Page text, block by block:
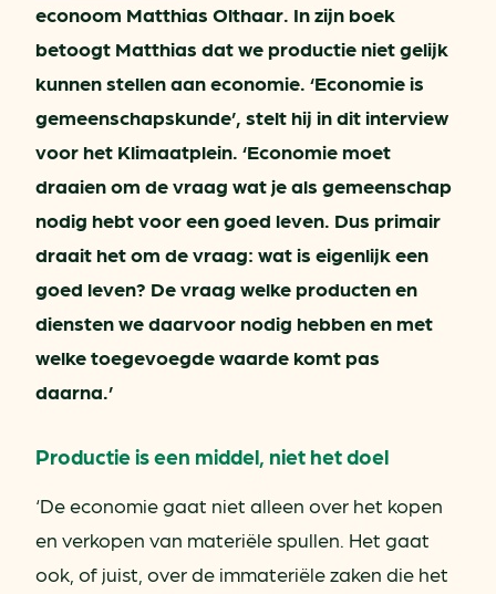
econoom Matthias Olthaar. In zijn boek
betoogt Matthias dat we productie niet gelijk
kunnen stellen aan economie. ‘Economie is
gemeenschapskunde’, stelt hij in dit interview
voor het Klimaatplein. ‘Economie moet
draaien om de vraag wat je als gemeenschap
nodig hebt voor een goed leven. Dus primair
draait het om de vraag: wat is eigenlijk een
goed leven? De vraag welke producten en
diensten we daarvoor nodig hebben en met
welke toegevoegde waarde komt pas
daarna.’
Productie is een middel, niet het doel
‘De economie gaat niet alleen over het kopen
en verkopen van materiële spullen. Het gaat
ook, of juist, over de immateriële zaken die het